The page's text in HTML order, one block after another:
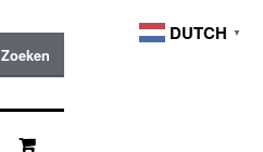
Zoeken
DUTCH ▼